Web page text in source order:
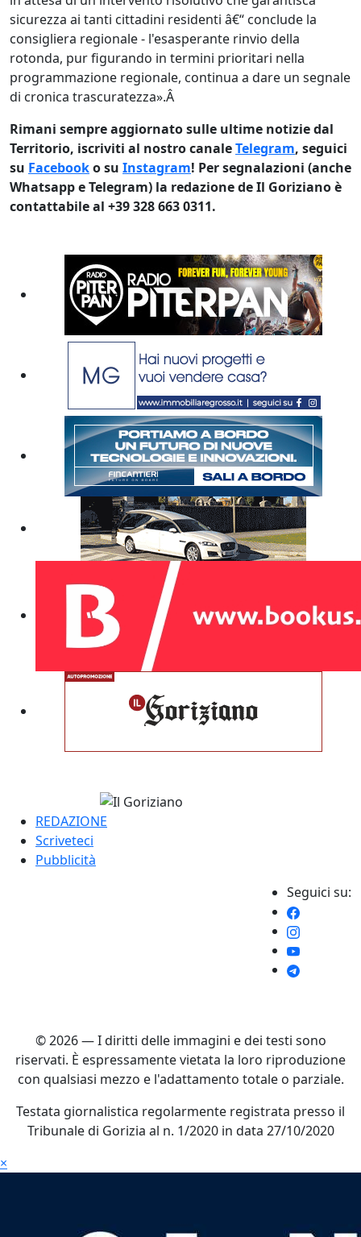
sicurezza ai tanti cittadini residenti â€“ conclude la
consigliera regionale - l'esasperante rinvio della
rotonda, pur figurando in termini prioritari nella
programmazione regionale, continua a dare un segnale
di cronica trascuratezza».Â
Rimani sempre aggiornato sulle ultime notizie dal
Territorio, iscriviti al nostro canaleTelegram, seguici
su Facebooko su Instagram! Per segnalazioni (anche
Whatsapp e Telegram) la redazione de Il Goriziano è
contattabile al +39 328 663 0311.
REDAZIONE
Scriveteci
Pubblicità
Seguici su:
© 2026 — I diritti delle immagini e dei testi sono
riservati. È espressamente vietata la loro riproduzione
con qualsiasi mezzo e l'adattamento totale o parziale.
Testata giornalistica regolarmente registrata presso il
Tribunale di Gorizia al n. 1/2020 in data 27/10/2020
×